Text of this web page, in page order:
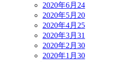
2020年6月 24
2020年5月 20
2020年4月 25
2020年3月 31
2020年2月 30
2020年1月 30